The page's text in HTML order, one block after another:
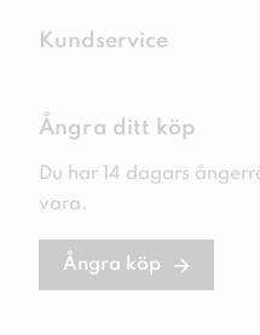
Kundservice
Ångra ditt köp
Du har 14 dagars
vara.
Ångra köp